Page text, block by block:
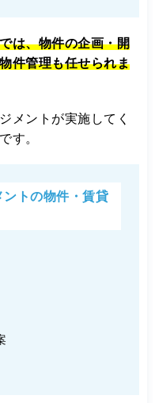
は、物件の企画・開
件管理も任せられま
メントが実施してく
す。
トの物件・賃貸